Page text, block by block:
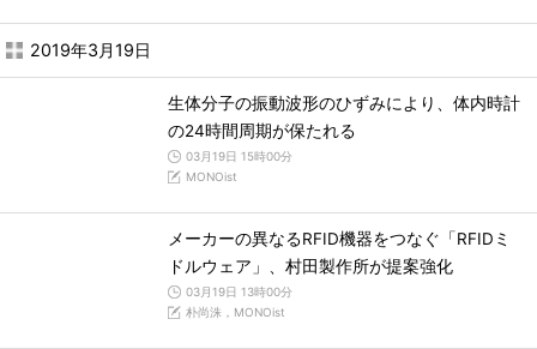
2019年3月19日
生体分子の振動波形のひずみにより、体内時計
の24時間周期が保たれる
03月19日 15時00分
MONOist
メーカーの異なるRFID機器をつなぐ「RFIDミ
ドルウェア」、村田製作所が提案強化
03月19日 13時00分
朴尚洙，MONOist